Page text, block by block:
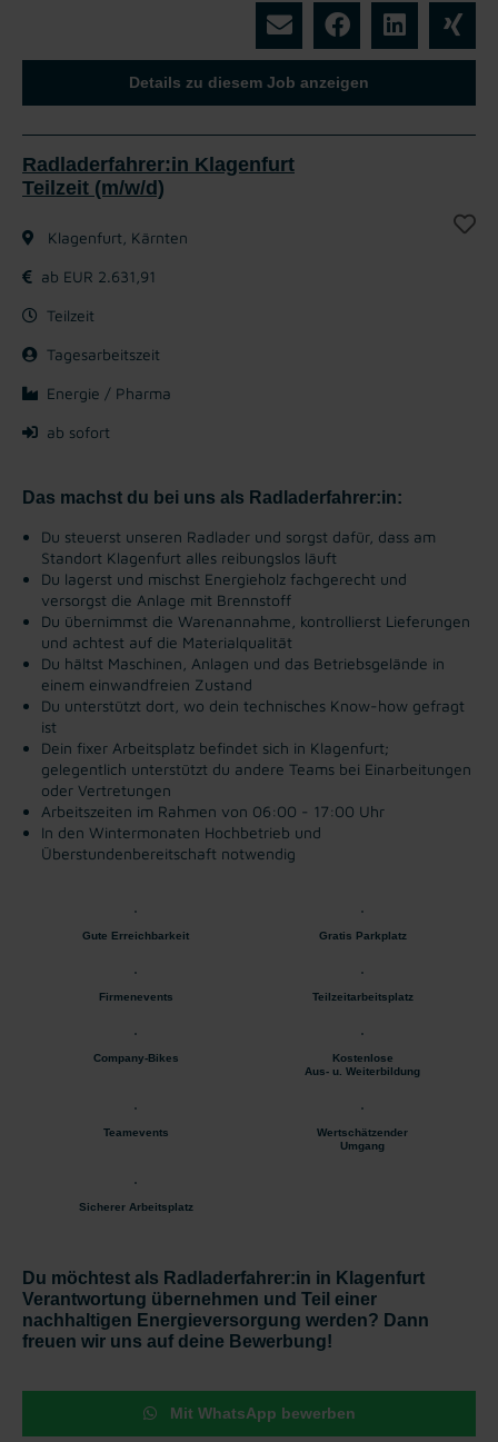
Details zu diesem Job anzeigen
Radladerfahrer:in Klagenfurt
Teilzeit (m/w/d)
Klagenfurt, Kärnten
ab EUR 2.631,91
Teilzeit
Tagesarbeitszeit
Energie / Pharma
ab sofort
Das machst du bei uns als Radladerfahrer:in:
Du steuerst unseren Radlader und sorgst dafür, dass am
Standort Klagenfurt alles reibungslos läuft
Du lagerst und mischst Energieholz fachgerecht und
versorgst die Anlage mit Brennstoff
Du übernimmst die Warenannahme, kontrollierst Lieferungen
und achtest auf die Materialqualität
Du hältst Maschinen, Anlagen und das Betriebsgelände in
einem einwandfreien Zustand
Du unterstützt dort, wo dein technisches Know-how gefragt
ist
Dein fixer Arbeitsplatz befindet sich in Klagenfurt;
gelegentlich unterstützt du andere Teams bei Einarbeitungen
oder Vertretungen
Arbeitszeiten im Rahmen von 06:00 - 17:00 Uhr
In den Wintermonaten Hochbetrieb und
Überstundenbereitschaft notwendig
Gute Erreichbarkeit Gratis Parkplatz
Firmenevents Teilzeitarbeitsplatz
Company-Bikes
Kostenlose
Aus- u. Weiterbildung
Teamevents
Wertschätzender
Umgang
Sicherer Arbeitsplatz
Du möchtest als Radladerfahrer:in in Klagenfurt
Verantwortung übernehmen und Teil einer
nachhaltigen Energieversorgung werden? Dann
freuen wir uns auf deine Bewerbung!
Mit WhatsApp bewerben